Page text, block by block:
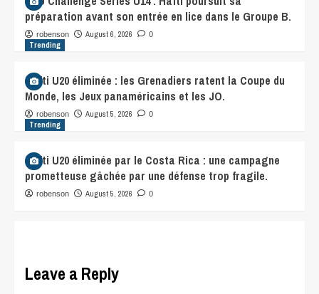
préparation avant son entrée en lice dans le Groupe B.
robenson August 6, 2026 0
Trending
Haïti U20 éliminée : les Grenadiers ratent la Coupe du
Monde, les Jeux panaméricains et les JO.
robenson August 5, 2026 0
Trending
Haïti U20 éliminée par le Costa Rica : une campagne
prometteuse gâchée par une défense trop fragile.
robenson August 5, 2026 0
Leave a Reply